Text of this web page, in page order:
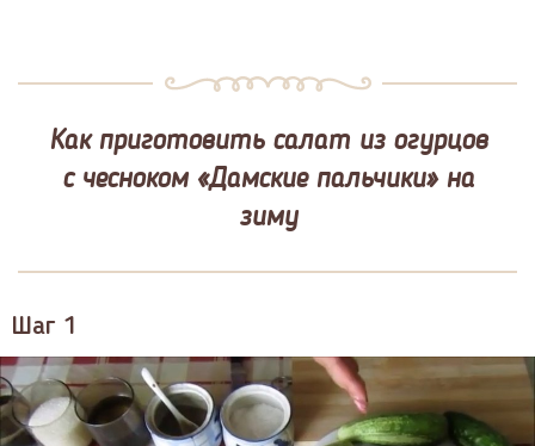
Как приготовить салат из огурцов
с чесноком «Дамские пальчики» на
зиму
Шаг 1